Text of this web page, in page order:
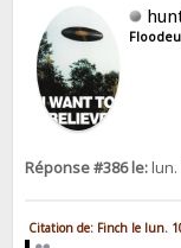
Réponse #386 le:lun.
Citation de: Finch le lun.